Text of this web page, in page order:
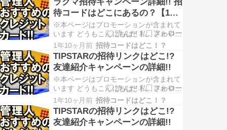
さん、ラクマってご存知ですか？ こち
ら、楽天ポイントが貯めたり使ったりで
きるフリマアプリになります。 …
待コードはどこにあるの？【11
月版】
※本ページはプロモーションが含まれて
います どうもこんにちは!! 私、さわやか
と申します(^^)／ (Twitterアカウン
ト:@sawayaka_otoku) 突然ですが、皆
さん、ラクマってご存知ですか？ こち
ら、楽天ポイントが貯めたり使ったりで
きるフリマアプリになります。 …
1年10ヶ月前 招待コードはどこ！？
TIPSTARの招待リンクはどこ!?
友達紹介キャンペーンの詳細!!
※本ページはプロモーションが含まれて
います どうもこんにちは!! 私、さわやか
と申します(^^)／ (Twitterアカウン
ト:@sawayaka_otoku) 突然ですが、皆
さん、TIPSTARってご存知ですか？ こ
ちら、全国の競輪・オートレースの車券
1年10ヶ月前 招待コードはどこ！？
TIPSTARの招待リンクはどこ!?
友達紹介キャンペーンの詳細!!